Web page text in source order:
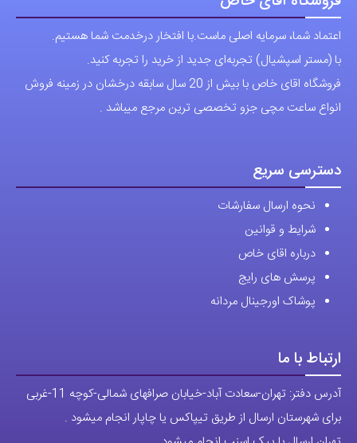
گزینه
ها
ممکن
است
در
انتخاب
گزینه
ها
است
انتخاب
اعتماد شما، سرمایه اصلی ماست.با افتخار درخدمت شما هستیم.
با (مستر اسپشیال) تجربه‌ای جدید از خرید را تجربه کنید.
فروشگاه اقای خاص با بیش از 20 سال سابقه درخشان در زمینه فروش
انواع ساعت مچی جزو تخصصی ترین مرجع میباشد .
دسترسی سریع
نحوه ارسال سفارشات
شرایط و قوانین
درباره اقای خاص
پرسش های رایج
پوشاک اورجینال مردانه
ارتباط با ما
آدرس دفتر: تهران-سعادت آباد-خیابان صرافهای شمالی-کوچه 11-غربی
برای شهرستان ارسال از طریق تیپاکس یا چاپار انجام میشود .